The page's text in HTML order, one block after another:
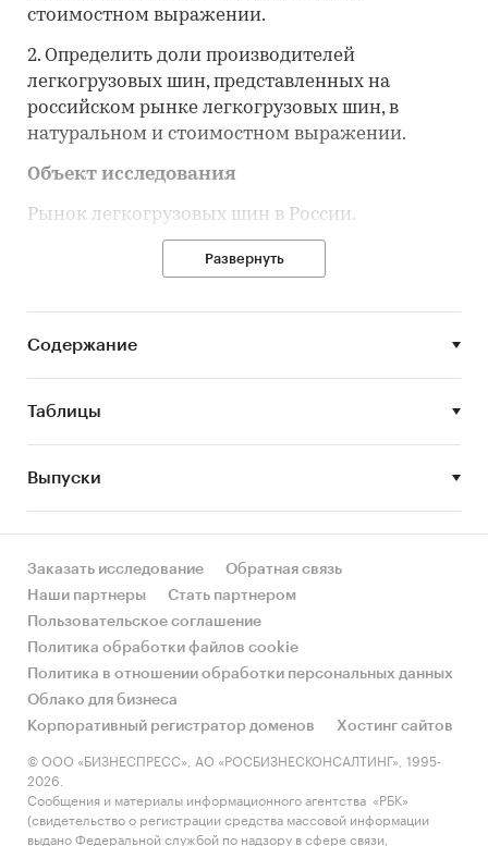
стоимостном выражении.
2. Определить доли производителей
легкогрузовых шин, представленных на
российском рынке легкогрузовых шин, в
натуральном и стоимостном выражении.
Объект исследования
Рынок легкогрузовых шин в России.
Метод сбора и анализа данных
1. Базы данных Федеральной Таможенной
2. Материалы DataMonitor, EuroMonitor,
3. Печатные и электронные деловые и
специализированные издания, аналитические
обзоры.
4. Ресурсы сети Интернет в России и мире.
5. Экспертные опросы.
6. Материалы участников отечественного и
мирового рынков.
7. Результаты исследований маркетинговых и
консалтинговых агентств.
8. Материалы отраслевых учреждений и базы
Развернуть
Содержание
Таблицы
Выпуски
Заказать исследование
Обратная связь
Наши партнеры
Стать партнером
Пользовательское соглашение
Политика обработки файлов cookie
Политика в отношении обработки персональных данных
Облако для бизнеса
Корпоративный регистратор доменов
Хостинг сайтов
© ООО «БИЗНЕСПРЕСС», АО «РОСБИЗНЕСКОНСАЛТИНГ», 1995-
2026.
Сообщения и материалы информационного агентства «РБК»
(свидетельство о регистрации средства массовой информации
выдано Федеральной службой по надзору в сфере связи,